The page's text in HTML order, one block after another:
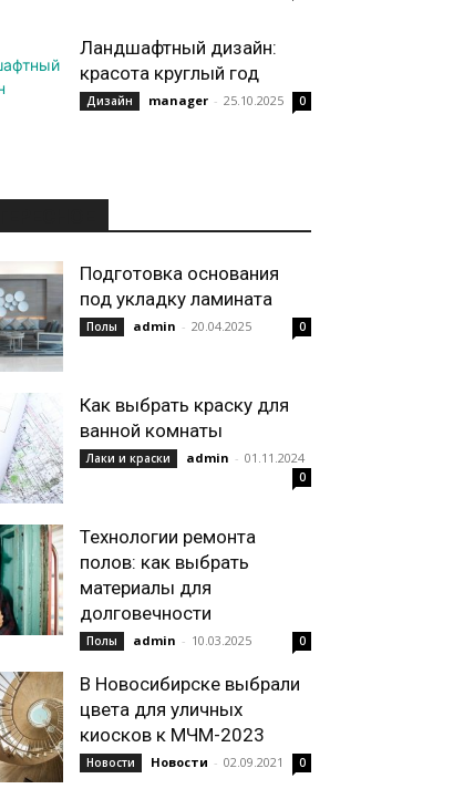
Ландшафтный дизайн:
красота круглый год
Дизайн manager - 25.10.2025 0
Подготовка основания
под укладку ламината
Полы admin - 20.04.2025 0
Как выбрать краску для
ванной комнаты
Лаки и краски admin - 01.11.2024
0
Технологии ремонта
полов: как выбрать
материалы для
долговечности
Полы admin - 10.03.2025 0
В Новосибирске выбрали
цвета для уличных
киосков к МЧМ-2023
Новости Новости - 02.09.2021 0